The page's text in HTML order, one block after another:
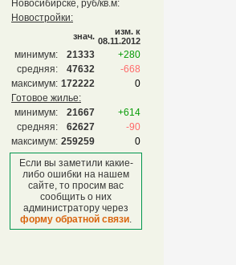
Новосибирске, руб/кв.м:
Новостройки:
знач.
изм. к
08.11.2012
минимум: 21333
+280
средняя:
47632
-668
максимум: 172222
0
Готовое жилье:
минимум:
21667
+614
средняя:
62627
-90
максимум: 259259
0
Если вы заметили какие-
либо ошибки на нашем
сайте, то просим вас
сообщить о них
администратору через
форму обратной связи.